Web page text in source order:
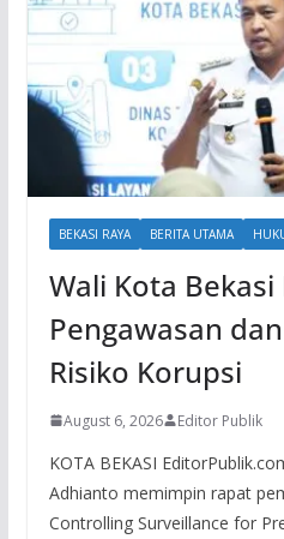
BEKASI RAYA BERITA UTAMA
Wali Kota
Pengawasan
Risiko Korupsi
August 6, 2026 Editor Publik
KOTA BEKASI
Adhianto memimpin rapat
Controlling Surveillance for